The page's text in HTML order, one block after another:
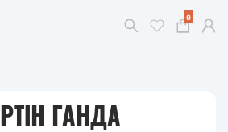
0
ГАНДА